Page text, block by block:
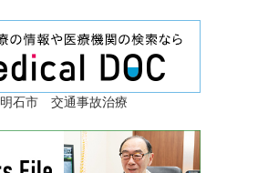
明石市 交通事故治療